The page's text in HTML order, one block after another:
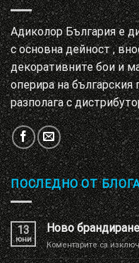
Адиколор България е
с основна дейност ,
декоративните бои и
оперира на българския
разполага с
ПОСЛЕДНО ОТ
13
юни
Ново
Коментарите са